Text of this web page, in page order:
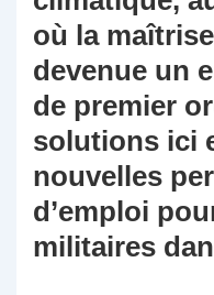
où la
devenue un
de premier
solutions ici
nouvelles
d’emploi
militaires